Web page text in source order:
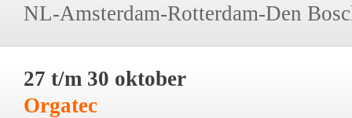
NL-Amsterdam-Rotterdam-Den
27 t/m 30 oktober
Orgatec